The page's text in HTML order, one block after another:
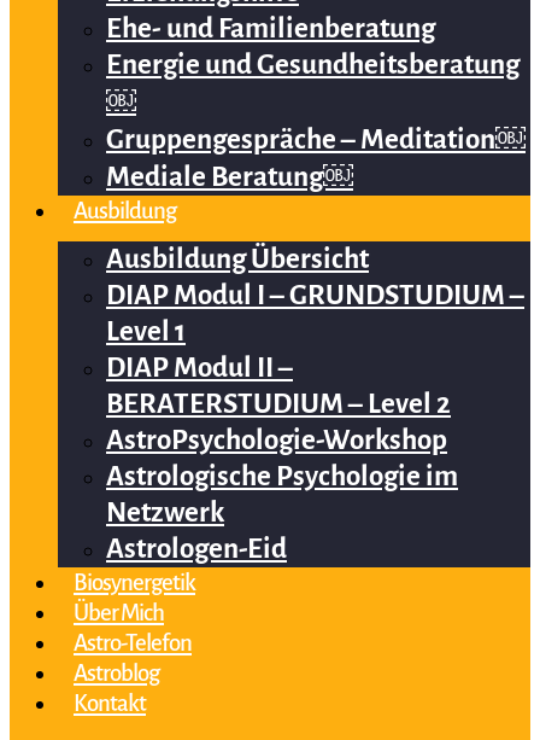
Ehe- und Familienberatung
Energie und Gesundheitsberatung
￼
Gruppengespräche – Meditation￼
Mediale Beratung￼
Ausbildung
Ausbildung Übersicht
DIAP Modul I – GRUNDSTUDIUM –
Level 1
DIAP Modul II –
BERATERSTUDIUM – Level 2
AstroPsychologie-Workshop
Astrologische Psychologie im
Netzwerk
Astrologen-Eid
Biosynergetik
Über Mich
Astro-Telefon
Astroblog
Kontakt